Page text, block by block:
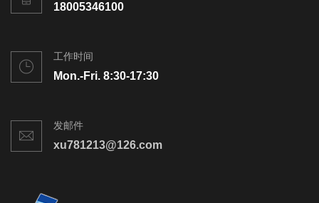
18005346100
工作时间
Mon.-Fri. 8:30-17:30
发邮件
xu781213@126.com